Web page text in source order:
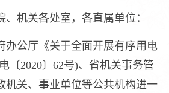
机关各处室，各直属单位：
公厅《关于全面开展有序用电
〔2020〕62号)、省机关事务管
机关、事业单位等公共机构进一